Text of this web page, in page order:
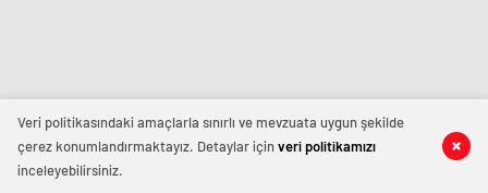
Veri politikasındaki amaçlarla sınırlı ve mevzuata uygun şekilde
çerez konumlandırmaktayız. Detaylar içinveri politikamızı
inceleyebilirsiniz.